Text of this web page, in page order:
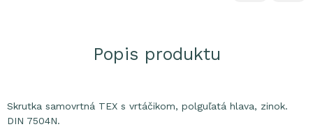
Popis produktu
Skrutka samovrtná TEX s vrtáčikom, polguľatá hlava, zinok.
DIN 7504N.